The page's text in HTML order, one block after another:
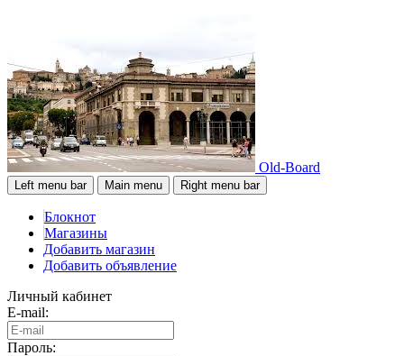
Old-Board
Left menu bar Main menu Right menu bar
Блокнот
Магазины
Добавить магазин
Добавить объявление
Личный кабинет
E-mail:
Пароль: